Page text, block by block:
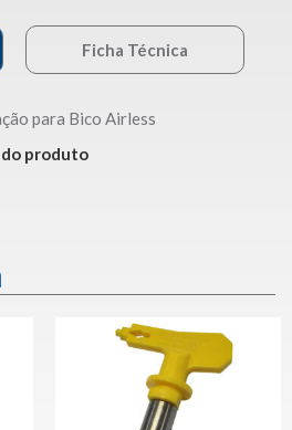
Ficha Técnica
para Bico Airless
do produto